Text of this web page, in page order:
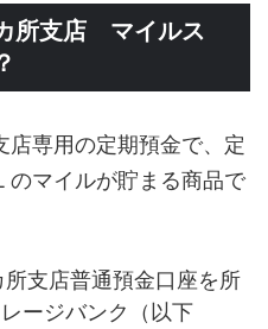
所支店 マイルス
専用の定期預金で、定
のマイルが貯まる商品で
支店普通預金口座を所
ージバンク（以下